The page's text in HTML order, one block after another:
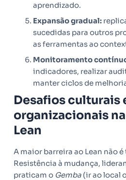
aprendizado.
Expansão gradual:
sucedidas para outros
as ferramentas ao
Monitoramento
indicadores, realizar
manter ciclos de
Desafios culturais
organizacionais
Lean
A maior barreira ao Lean não
Resistência à mudança,
praticam o Gemba (ir ao local